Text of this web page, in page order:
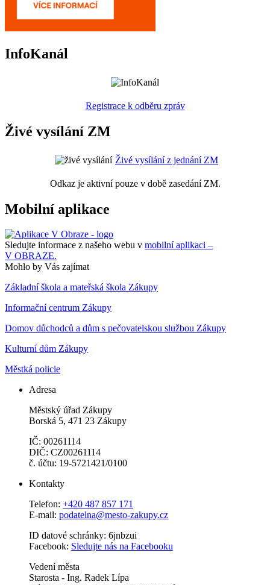
InfoKanál
Registrace k odběru zpráv
Živé vysílání ZM
Živé vysílání z jednání ZM
Odkaz je aktivní pouze v době zasedání ZM.
Mobilní aplikace
Sledujte informace z našeho webu v mobilní aplikaci –
V OBRAZE.
Mohlo by Vás zajímat
Základní škola a mateřská škola Zákupy
Informační centrum Zákupy
Domov důchodců a dům s pečovatelskou službou Zákupy
Kulturní dům Zákupy
Městká policie
Adresa
Městský úřad Zákupy
Borská 5, 471 23 Zákupy
IČ: 00261114
DIČ: CZ00261114
č. účtu: 19-5721421/0100
Kontakty
Telefon: +420 487 857 171
E-mail: podatelna@mesto-zakupy.cz
ID datové schránky: 6jnbzui
Facebook: Sledujte nás na Facebooku
Vedení města
Starosta - Ing. Radek Lípa